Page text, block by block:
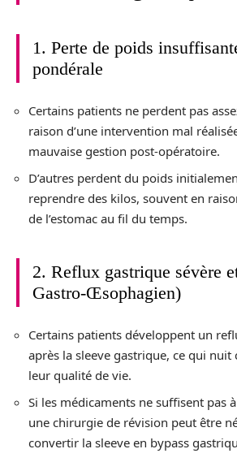
1. Perte de poids
pondérale
Certains patients ne perdent pas
raison d’une intervention mal
mauvaise gestion post-opératoire.
D’autres perdent du poids
reprendre des kilos, souvent en
de l’estomac au fil du temps.
2. Reflux gastrique sévère
Gastro-Œsophagien)
Certains patients développent un
après la sleeve gastrique, ce qui
leur qualité de vie.
Si les médicaments ne suffisent pas
une chirurgie de révision peut être
convertir la sleeve en bypass